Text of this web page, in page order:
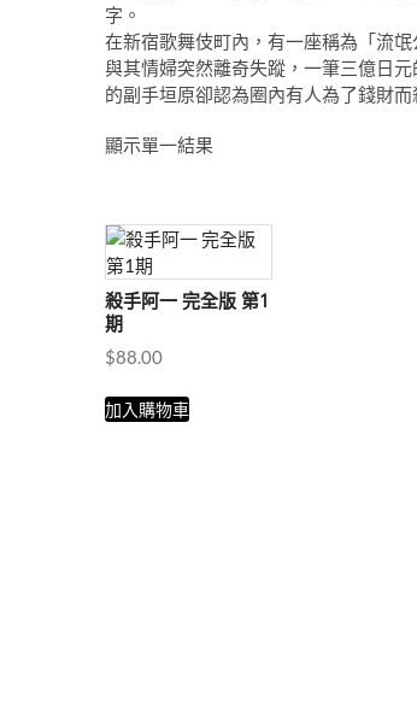
字。
在新宿歌舞伎町內，有一座稱為「流
與其情婦突然離奇失蹤，一筆三億日
的副手垣原卻認為圈內有人為了錢財而
顯示單一結果
殺手阿一 完全版 第1
期
$88.00
加入購物車